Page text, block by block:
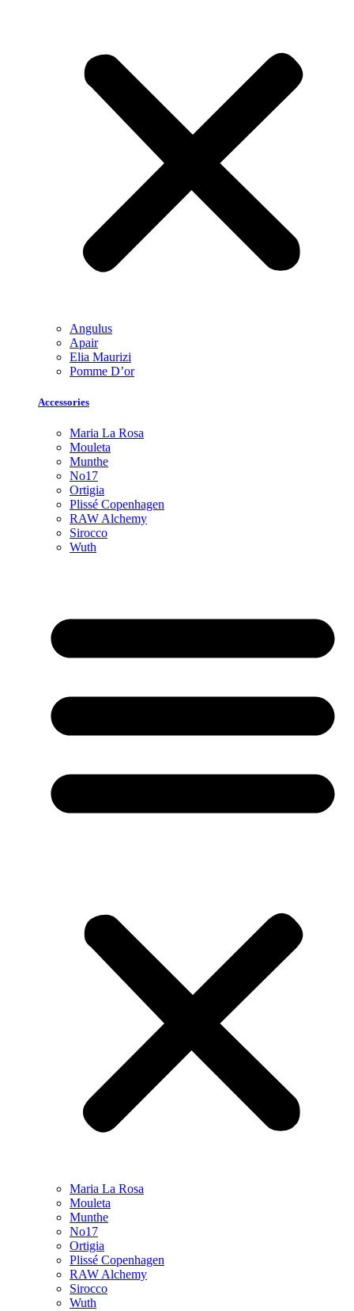
Angulus
Apair
Elia Maurizi
Pomme D’or
Accessories
Maria La Rosa
Mouleta
Munthe
No17
Ortigia
Plissé Copenhagen
RAW Alchemy
Sirocco
Wuth
Maria La Rosa
Mouleta
Munthe
No17
Ortigia
Plissé Copenhagen
RAW Alchemy
Sirocco
Wuth